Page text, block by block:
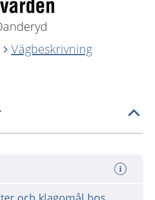
Vägbeskrivning